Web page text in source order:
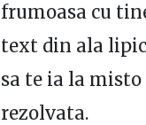
frumoasa cu
text din ala
sa te ia la
rezolvata.